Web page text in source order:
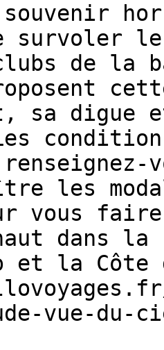
survoler le
de la
sa digue
les
vous faire
dans
et la Côte
vue-